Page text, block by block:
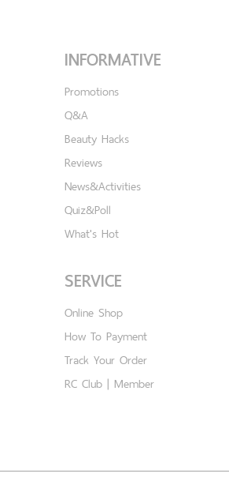
INFORMATIVE
Promotions
Q&A
Beauty Hacks
Reviews
News&Activities
Quiz&Poll
What's Hot
SERVICE
Online Shop
How To Payment
Track Your Order
RC Club | Member